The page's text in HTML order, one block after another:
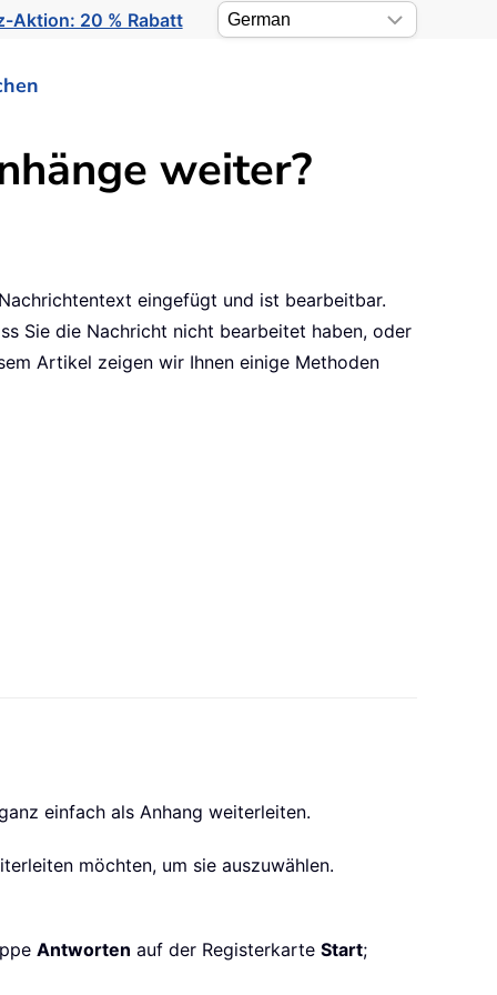
Aktion: 20 % Rabatt
weiter?
eingefügt und ist bearbeitbar.
Sie die Nachricht nicht bearbeitet haben, oder
Artikel zeigen wir Ihnen einige Methoden
einfach als Anhang weiterleiten.
möchten, um sie auszuwählen.
Antworten auf der Registerkarte Start;